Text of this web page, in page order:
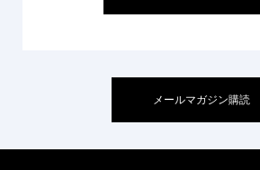
メールマガジン購読